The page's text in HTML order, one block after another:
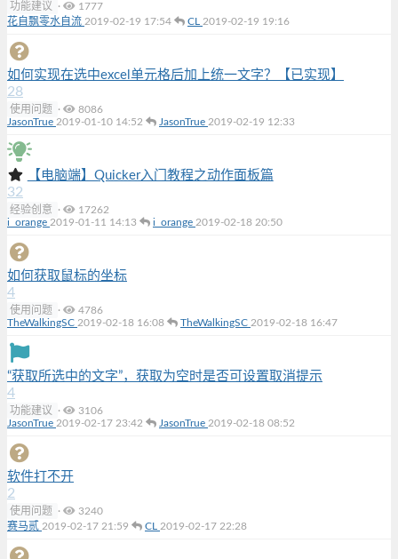
功能建议 ·
1777
花自飘零水自流 2019-02-19 17:54 CL 2019-02-19 19:16
如何实现在选中excel单元格后加上统一文字？【已实现】
28
使用问题 ·
8086
JasonTrue 2019-01-10 14:52 JasonTrue 2019-02-19 12:33
【电脑端】Quicker入门教程之动作面板篇
32
经验创意 ·
17262
i_orange 2019-01-11 14:13 i_orange 2019-02-18 20:50
如何获取鼠标的坐标
4
使用问题 ·
4786
TheWalkingSC 2019-02-18 16:08 TheWalkingSC 2019-02-18 16:47
“获取所选中的文字”，获取为空时是否可设置取消提示
4
功能建议 ·
3106
JasonTrue 2019-02-17 23:42 JasonTrue 2019-02-18 08:52
软件打不开
2
使用问题 ·
3240
赛马贰 2019-02-17 21:59 CL 2019-02-17 22:28